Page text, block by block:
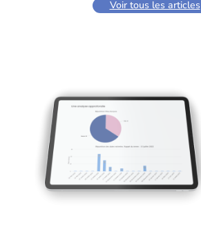
Voir tous les articles